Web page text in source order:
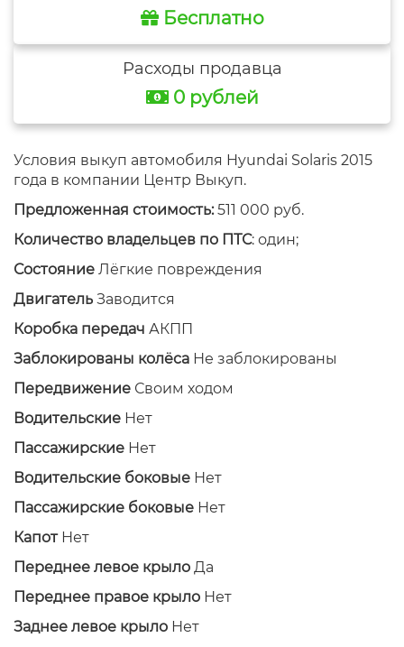
Бесплатно
Расходы продавца
0 рублей
Условия выкуп автомобиля Hyundai Solaris 2015
года в компании Центр Выкуп.
Предложенная стоимость:511 000 руб.
Количество владельцев по ПТС: один;
Состояние Лёгкие повреждения
Двигатель Заводится
Коробка передач АКПП
Заблокированы колёса Не заблокированы
Передвижение Своим ходом
Водительские Нет
Пассажирские Нет
Водительские боковые Нет
Пассажирские боковые Нет
КапотНет
Переднее левое крыло Да
Переднее правое крыло Нет
Заднее левое крыло Нет